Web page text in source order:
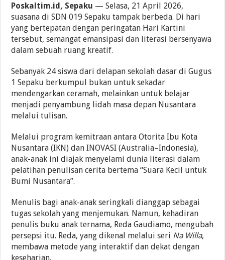
Poskaltim.id, Sepaku — Selasa, 21 April 2026,
suasana di SDN 019 Sepaku tampak berbeda. Di hari
yang bertepatan dengan peringatan Hari Kartini
tersebut, semangat emansipasi dan literasi bersenyawa
dalam sebuah ruang kreatif.
Sebanyak 24 siswa dari delapan sekolah dasar di Gugus
1 Sepaku berkumpul bukan untuk sekadar
mendengarkan ceramah, melainkan untuk belajar
menjadi penyambung lidah masa depan Nusantara
melalui tulisan.
Melalui program kemitraan antara Otorita Ibu Kota
Nusantara (IKN) dan INOVASI (Australia–Indonesia),
anak-anak ini diajak menyelami dunia literasi dalam
pelatihan penulisan cerita bertema “Suara Kecil untuk
Bumi Nusantara”.
Menulis bagi anak-anak seringkali dianggap sebagai
tugas sekolah yang menjemukan. Namun, kehadiran
penulis buku anak ternama, Reda Gaudiamo, mengubah
persepsi itu. Reda, yang dikenal melalui seri Na Willa,
membawa metode yang interaktif dan dekat dengan
keseharian.